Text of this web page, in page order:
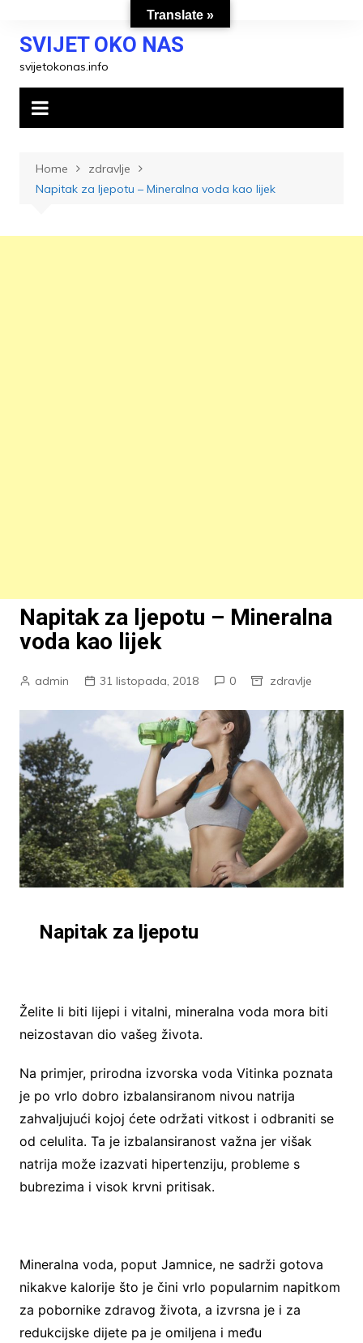
contentSVIJET OKO NAS
svijetokonas.info
Home
zdravlje
Napitak za ljepotu – Mineralna voda kao lijek
Napitak za ljepotu – Mineralna
voda kao lijek
admin 31 listopada, 2018 0 zdravlje
Napitak za ljepotu
Želite li biti lijepi i vitalni, mineralna voda mora biti
neizostavan dio vašeg života.
Na primjer, prirodna izvorska voda Vitinka poznata
je po vrlo dobro izbalansiranom nivou natrija
zahvaljujući kojoj ćete održati vitkost i odbraniti se
od celulita. Ta je izbalansiranost važna jer višak
natrija može izazvati hipertenziju, probleme s
bubrezima i visok krvni pritisak.
Mineralna voda, poput Jamnice, ne sadrži gotova
nikakve kalorije što je čini vrlo popularnim napitkom
za pobornike zdravog života, a izvrsna je i za
redukcijske dijete pa je omiljena i među
Translate »